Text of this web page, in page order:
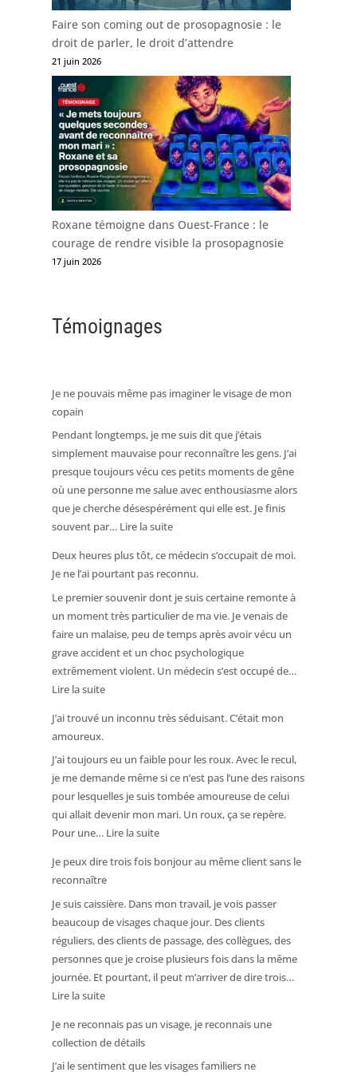
Faire son coming out de prosopagnosie : le
droit de parler, le droit d’attendre
21 juin 2026
Roxane témoigne dans Ouest-France : le
courage de rendre visible la prosopagnosie
17 juin 2026
Témoignages
Je ne pouvais même pas imaginer le visage de mon
copain
Pendant longtemps, je me suis dit que j’étais
simplement mauvaise pour reconnaître les gens. J’ai
presque toujours vécu ces petits moments de gêne
où une personne me salue avec enthousiasme alors
que je cherche désespérément qui elle est. Je finis
souvent par… Lire la suite:
ne
pouvais
même
pas
imaginer
le
visage
Deux heures plus tôt, ce médecin s’occupait de moi.
Je ne l’ai pourtant pas reconnu.
Le premier souvenir dont je suis certaine remonte à
un moment très particulier de ma vie. Je venais de
faire un malaise, peu de temps après avoir vécu un
grave accident et un choc psychologique
extrêmement violent. Un médecin s’est occupé de…
Lire la suite:
heures
tôt,
ce
médecin
s’occupait
de
l’ai
pourtant
pas
reconnu.
J’ai trouvé un inconnu très séduisant. C’était mon
amoureux.
J’ai toujours eu un faible pour les roux. Avec le recul,
je me demande même si ce n’est pas l’une des raisons
pour lesquelles je suis tombée amoureuse de celui
qui allait devenir mon mari. Un roux, ça se repère.
Pour une… Lire la suite:
trouvé
inconnu
très
séduisant.
C’était
mon
Je peux dire trois fois bonjour au même client sans le
reconnaître
Je suis caissière. Dans mon travail, je vois passer
beaucoup de visages chaque jour. Des clients
réguliers, des clients de passage, des collègues, des
personnes que je croise plusieurs fois dans la même
journée. Et pourtant, il peut m’arriver de dire trois…
Lire la suite:
peux
dire
trois
Je ne reconnais pas un visage, je reconnais une
collection de détails
J’ai le sentiment que les visages familiers ne